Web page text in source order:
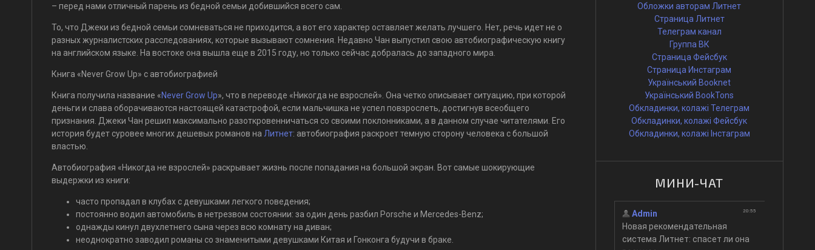
– перед нами отличный парень из бедной семьи добившийся всего сам.
То, что Джеки из бедной семьи сомневаться не приходится, а вот его характер оставляет желать лучшего. Нет, речь идет не о
разных журналистских расследованиях, которые вызывают сомнения. Недавно Чан выпустил свою автобиографическую книгу
на английском языке. На востоке она вышла еще в 2015 году, но только сейчас добралась до западного мира.
Книга «Never Grow Up» с автобиографией
Книга получила название «Never Grow Up», что в переводе «Никогда не взрослей». Она четко описывает ситуацию, при которой
деньги и слава оборачиваются настоящей катастрофой, если мальчишка не успел повзрослеть, достигнув всеобщего
признания. Джеки Чан решил максимально разоткровенничаться со своими поклонниками, а в данном случае читателями. Его
история будет суровее многих дешевых романов на Литнет: автобиография раскроет темную сторону человека с большой
властью.
Автобиография «Никогда не взрослей» раскрывает жизнь после попадания на большой экран. Вот самые шокирующие
выдержки из книги:
часто пропадал в клубах с девушками легкого поведения;
постоянно водил автомобиль в нетрезвом состоянии: за один день разбил Porsche и Mercedes-Benz;
однажды кинул двухлетнего сына через всю комнату на диван;
неоднократно заводил романы со знаменитыми девушками Китая и Гонконга будучи в браке.
Обложки авторам Литнет
Страница Литнет
Телеграм канал
Группа ВК
Страница Фейсбук
Страница Инстаграм
Український Booknet
Український BookTons
Обкладинки, колажі Телеграм
Обкладинки, колажі Фейсбук
Обкладинки, колажі Інстаграм
МИНИ-ЧАТ